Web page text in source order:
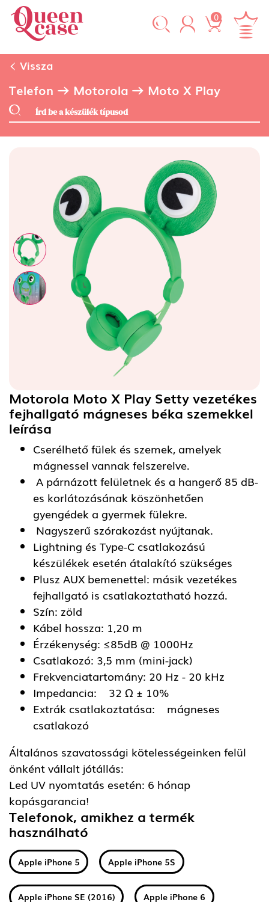
0
Vissza
Telefon Motorola Moto X Play
Motorola Moto X Play Setty vezetékes
fejhallgató mágneses béka szemekkel
leírása
Cserélhető fülek és szemek, amelyek
mágnessel vannak felszerelve.
A párnázott felületnek és a hangerő 85 dB-
es korlátozásának köszönhetően
gyengédek a gyermek fülekre.
Nagyszerű szórakozást nyújtanak.
Lightning és Type-C csatlakozású
készülékek esetén átalakító szükséges
Plusz AUX bemenettel: másik vezetékes
fejhallgató is csatlakoztatható hozzá.
Szín: zöld
Kábel hossza: 1,20 m
Érzékenység: ≤85dB @ 1000Hz
Csatlakozó: 3,5 mm (mini-jack)
Frekvenciatartomány: 20 Hz - 20 kHz
Impedancia: 32 Ω ± 10%
Extrák csatlakoztatása: mágneses
csatlakozó
Általános szavatossági kötelességeinken felül
önként vállalt jótállás:
Led UV nyomtatás esetén: 6 hónap
kopásgarancia!
Telefonok, amikhez a termék
használható
Apple iPhone 5 Apple iPhone 5S
Apple iPhone SE (2016) Apple iPhone 6